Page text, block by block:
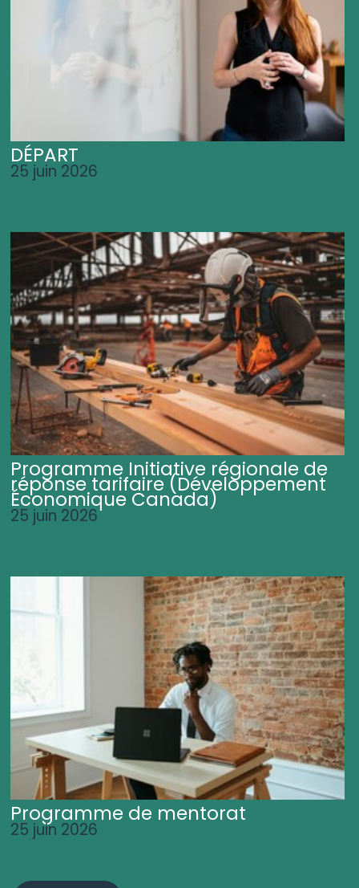
DÉPART
25 juin 2026
Programme Initiative régionale de
réponse tarifaire (Développement
Économique Canada)
25 juin 2026
Programme de mentorat
25 juin 2026